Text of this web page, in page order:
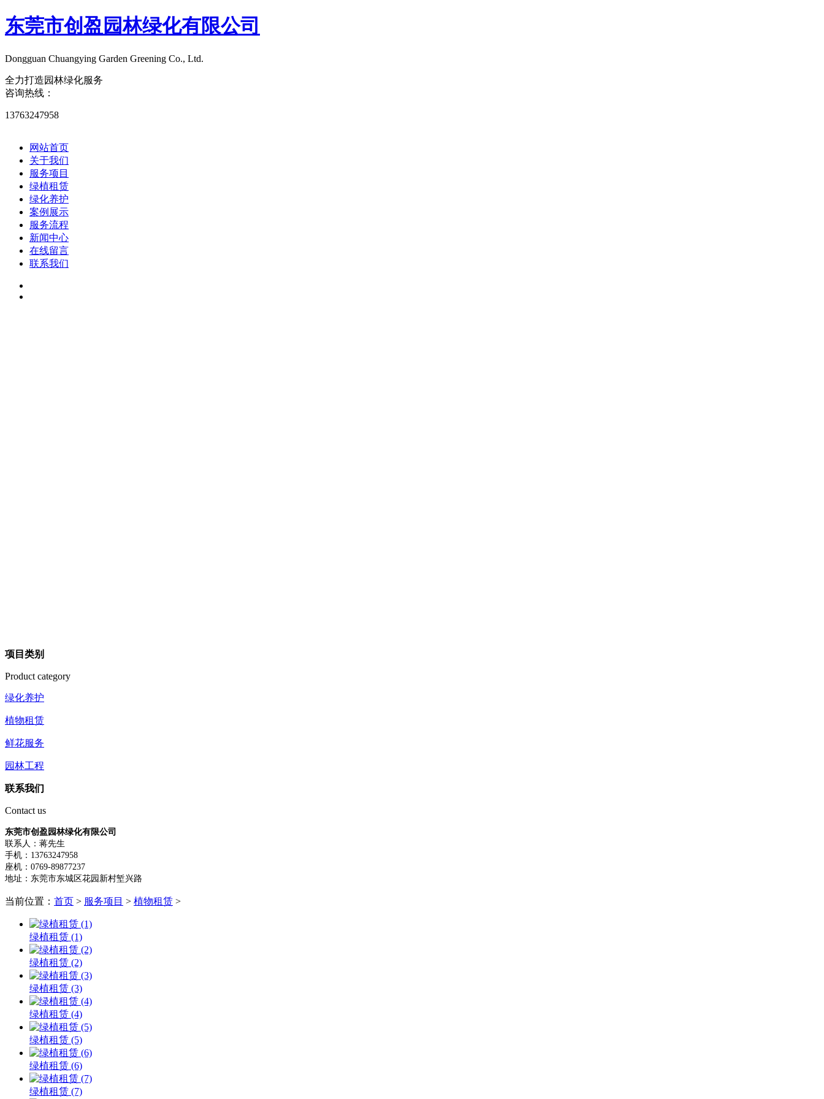
东莞市创盈园林绿化有限公司
Dongguan Chuangying Garden Greening Co., Ltd.​
全力打造园林绿化服务
咨询热线：
13763247958
网站首页
关于我们
服务项目
绿植租赁
绿化养护
案例展示
服务流程
新闻中心
在线留言
联系我们
项目类别
Product category
绿化养护
植物租赁
鲜花服务
园林工程
联系我们
Contact us
东莞市创盈园林绿化有限公司
联系人：蒋先生
手机：13763247958
座机：0769-89877237
地址：东莞市东城区花园新村堑兴路
当前位置： 首页 > 服务项目 > 植物租赁 >
绿植租赁 (1)
绿植租赁 (2)
绿植租赁 (3)
绿植租赁 (4)
绿植租赁 (5)
绿植租赁 (6)
绿植租赁 (7)